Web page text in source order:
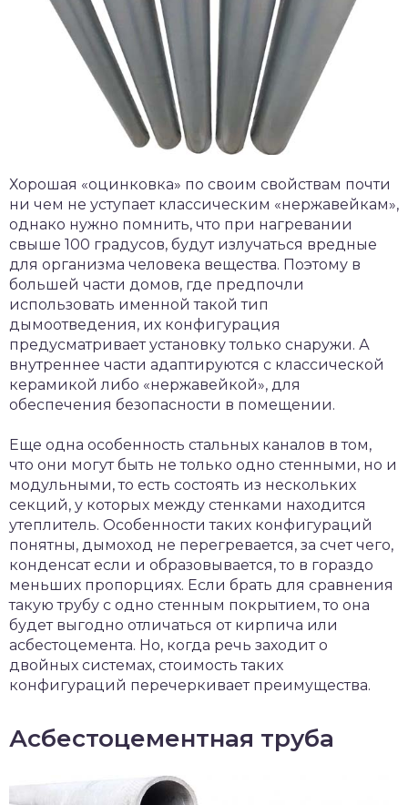
Хорошая «оцинковка» по своим свойствам почти
ни чем не уступает классическим «нержавейкам»,
однако нужно помнить, что при нагревании
свыше 100 градусов, будут излучаться вредные
для организма человека вещества. Поэтому в
большей части домов, где предпочли
использовать именной такой тип
дымоотведения, их конфигурация
предусматривает установку только снаружи. А
внутреннее части адаптируются с классической
керамикой либо «нержавейкой», для
обеспечения безопасности в помещении.
Еще одна особенность стальных каналов в том,
что они могут быть не только одно стенными, но и
модульными, то есть состоять из нескольких
секций, у которых между стенками находится
утеплитель. Особенности таких конфигураций
понятны, дымоход не перегревается, за счет чего,
конденсат если и образовывается, то в гораздо
меньших пропорциях. Если брать для сравнения
такую трубу с одно стенным покрытием, то она
будет выгодно отличаться от кирпича или
асбестоцемента. Но, когда речь заходит о
двойных системах, стоимость таких
конфигураций перечеркивает преимущества.
Асбестоцементная труба